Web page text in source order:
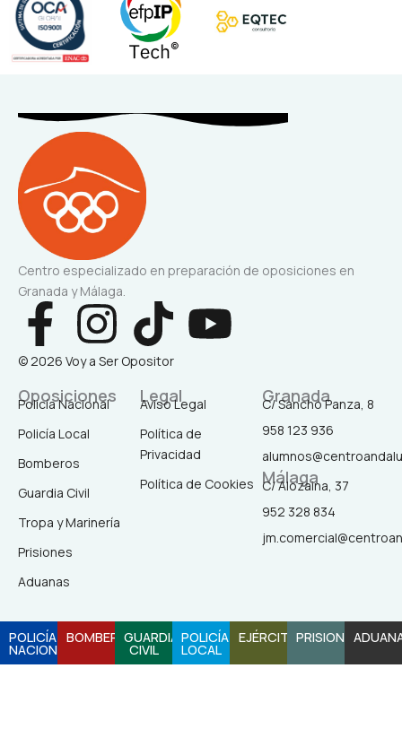
Centro especializado en preparación de oposiciones en
Granada y Málaga.
F
a
c
e
b
o
o
k
-
I
n
s
a
g
a
m
T
i
k
t
o
Y
u
© 2026 Voy a Ser Opositor
Oposiciones
Policía Nacional
Policía Local
Bomberos
Guardia Civil
Tropa y Marinería
Prisiones
Aduanas
Legal
Aviso Legal
Política de
Privacidad
Política de Cookies
Granada
C/ Sancho Panza, 8
958 123 936
Málaga
C/ Alozaina, 37
952 328 834
POLICÍA
NACIONAL
BOMBEROSGUARDIA
CIVIL
POLICÍA
LOCAL
EJÉRCITOPRISIONES